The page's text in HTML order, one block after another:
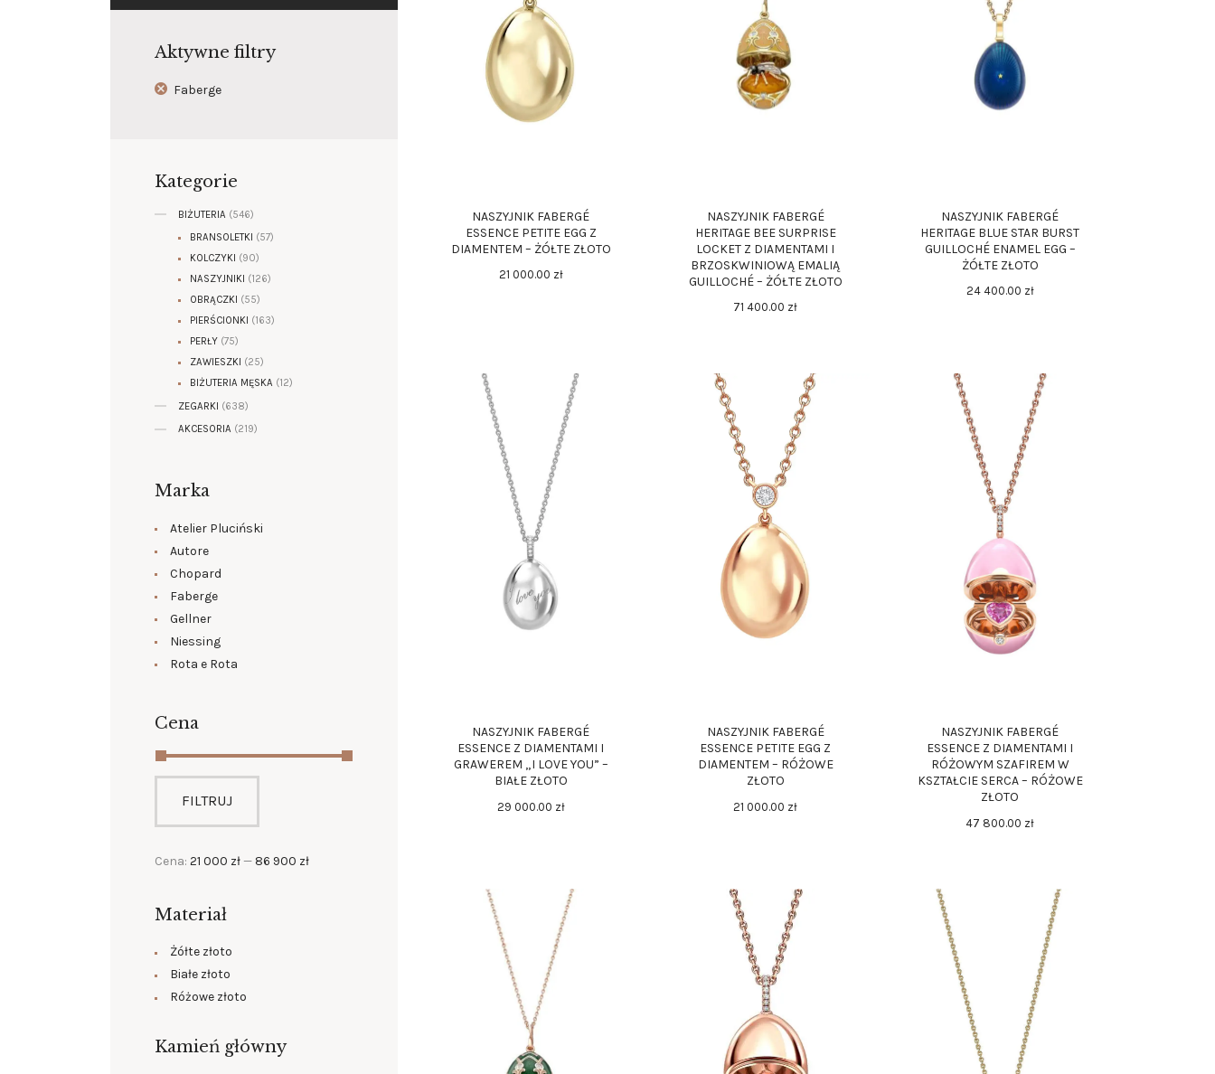
KONTAKT
NASZYJNIK FABERGÉ
ESSENCE PETITE EGG Z
DIAMENTEM – ŻÓŁTE ZŁOTO
21 000.00 zł
NASZYJNIK FABERGÉ
HERITAGE BEE SURPRISE
LOCKET Z DIAMENTAMI I
BRZOSKWINIOWĄ EMALIĄ
GUILLOCHÉ – ŻÓŁTE ZŁOTO
71 400.00 zł
NASZYJNIK FABERGÉ
HERITAGE BLUE STAR BURST
GUILLOCHÉ ENAMEL EGG –
ŻÓŁTE ZŁOTO
24 400.00 zł
NASZYJNIK FABERGÉ
ESSENCE Z DIAMENTAMI I
GRAWEREM „I LOVE YOU” –
BIAŁE ZŁOTO
29 000.00 zł
NASZYJNIK FABERGÉ
ESSENCE PETITE EGG Z
DIAMENTEM – RÓŻOWE
ZŁOTO
21 000.00 zł
NASZYJNIK FABERGÉ
ESSENCE Z DIAMENTAMI I
RÓŻOWYM SZAFIREM W
KSZTAŁCIE SERCA – RÓŻOWE
ZŁOTO
47 800.00 zł
Aktywne filtry
Faberge
Kategorie
BIŻUTERIA (546)
BRANSOLETKI (57)
KOLCZYKI (90)
NASZYJNIKI (126)
OBRĄCZKI (55)
PIERŚCIONKI (163)
PERŁY (75)
ZAWIESZKI (25)
BIŻUTERIA MĘSKA (12)
ZEGARKI (638)
AKCESORIA (219)
Marka
Atelier Pluciński
Autore
Chopard
Faberge
Gellner
Niessing
Rota e Rota
Cena
FILTRUJ
Cena: 21 000 zł— 86 900 zł
Materiał
Żółte złoto
Białe złoto
Różowe złoto
Kamień główny